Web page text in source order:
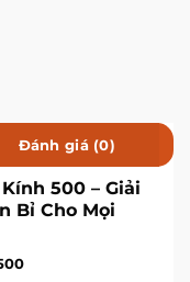
Đánh giá (0)
500 – Giải
Bỉ Cho Mọi